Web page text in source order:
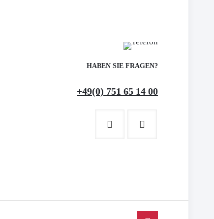
HABEN SIE FRAGEN?
+49(0) 751 65 14 00